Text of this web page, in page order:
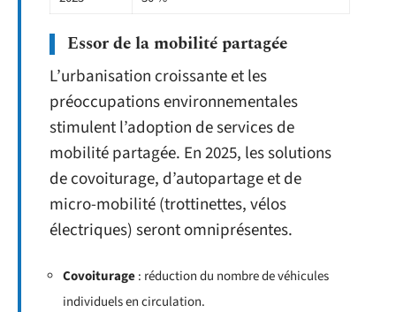
Essor de la mobilité partagée
L’urbanisation croissante et les
préoccupations environnementales
stimulent l’adoption de services de
mobilité partagée. En 2025, les solutions
de covoiturage, d’autopartage et de
micro-mobilité (trottinettes, vélos
électriques) seront omniprésentes.
Covoiturage: réduction du nombre de véhicules
individuels en circulation.